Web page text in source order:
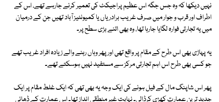
نہیں دیکھا کہ وہ جس جگہ اس عظیم پراجیکٹ کی تعمیر کرنے جارہے تھے، اس کے
اطراف اور قرب و جوار میں صرف غریب برادریاں یا کمیونٹیز آباد تھیں جن کے درمیان
میں یہ تجارتی فوارہ لگایا جارہا تھا، وہ بھی اتنے بڑی سطح پر۔
یہ پہاڑی بھی اس طرح کے مقام پر واقع تھی اور پھر وہاں رہنے والے زیادہ افراد غریب تھے
جو کسی بھی طرح اس اہم تجارتی مرکز سے مستفید نہیں ہوسکتے تھے۔
پھر اس شاپنگ مال کے فیل ہونے کی ایک وجہ یہ بھی تھی کہ ایک غلط مقام پر ایک
جدید ترین عمارت کھڑی کرڈالی۔ نہایت غیر منطقی انداز تھا۔ اس عمارت کے ڈھائی